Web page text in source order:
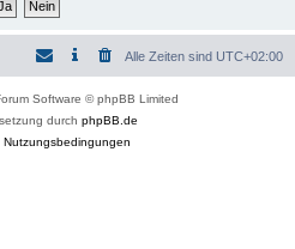
Alle Zeiten sind UTC+02:00
Software © phpBB Limited
durch phpBB.de
Nutzungsbedingungen